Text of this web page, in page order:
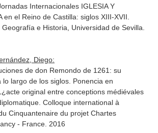
Internacionales IGLESIA Y
en el Reino de Castilla: siglos XIII-XVII.
e Historia, Universidad de Sevilla.
Diego:
de don Remondo de 1261: su
lo largo de los siglos. Ponencia en
original entre conceptions médiévales
Colloque international à
Cinquantenaire du projet Chartes
- France. 2016